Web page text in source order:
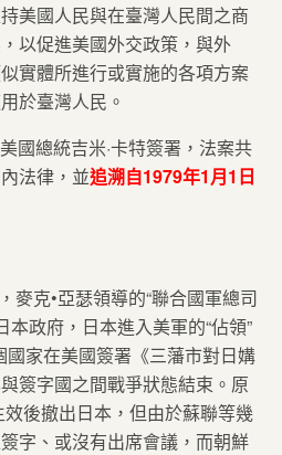
美國人民與在臺灣人民間之商
以促進美國外交政策，與外
實體所進行或實施的各項方案
於臺灣人民。
國總統吉米·卡特簽署，法案共
法律，並追溯自1979年1月1日
麥克•亞瑟領導的“聯合國軍總司
本政府，日本進入美軍的“佔領”
家在美國簽署《三藩市對日媾
簽字國之間戰爭狀態結束。原
後撤出日本，但由於蘇聯等幾
字、或沒有出席會議，而朝鮮